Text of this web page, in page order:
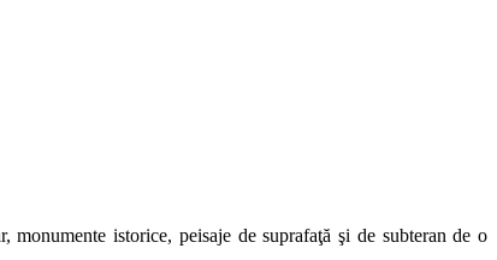
istorice, peisaje de suprafaţă şi de subteran de o